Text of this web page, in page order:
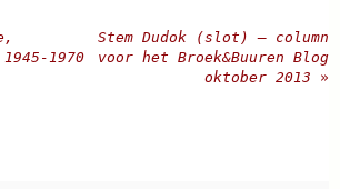
1970
Stem Dudok (slot) – column
voor het Broek&Buuren Blog
oktober 2013 »